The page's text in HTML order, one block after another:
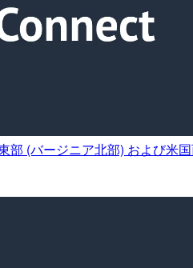
(バージニア北部) および米